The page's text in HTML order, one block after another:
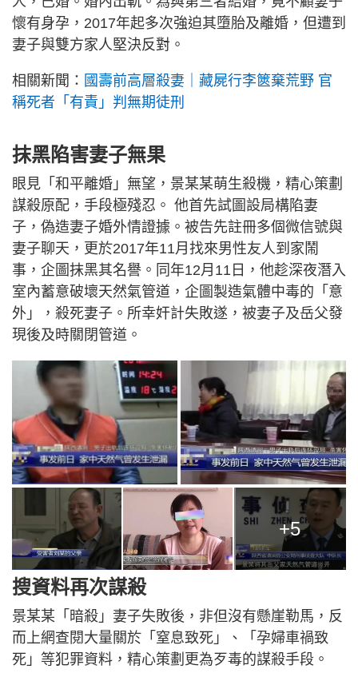
懷有身孕，2017年起多次強迫其墮胎及離婚，但遭到
妻子與雙方家人堅決反對。
相關新聞： 國壽前高層殺妻｜藏屍行李篋棄荒野 官
稱死者「有責」判無期徒刑
抹黑陷害妻子無果
眼見「和平離婚」無望，景某某萌生殺機，精心策劃
謀殺原配，手段極殘忍。 他首先試圖設局構陷妻
子，偽造妻子婚外情證據。被告先註冊多個微信號與
妻子聊天，更於2017年11月找來男性友人到家鬧
事，企圖抹黑其名譽。同年12月11日，他趁深夜潛入
室內蓄意破壞天然氣管道，企圖製造氣體中毒的「意
外」，殺死妻子。所幸奸計失敗遂，被妻子及岳父發
現後及時關閉管道。
+5
搜資料再次謀殺
景某某「暗殺」妻子失敗後，非但沒有懸崖勒馬，反
而上網查閱大量關於「窒息致死」、「孕婦車禍致
死」等犯罪資料，精心策劃更為歹毒的謀殺手段。